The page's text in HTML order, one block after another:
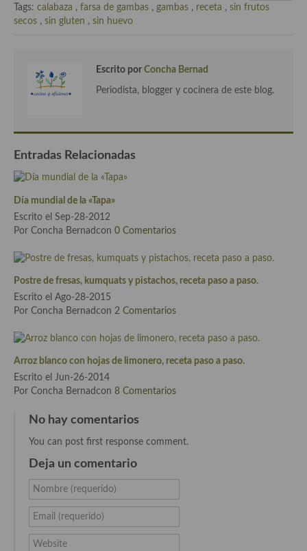
Cocina fusión
Cocina Andaluza
Cocina Aragonesa
Cocina Balear
Cocina Canaria
Cocina Castellana
Cocina Castilla – La Mancha
Cocina Catalana
Cocina Gallega
Cocina Madrileña
Cocina Murciana
Cocina Riojana
Cocina Vasca
Cocina Europea
Cocina Alemana
Tags: calabaza , farsa de gambas , gambas , receta , sin frutos
secos , sin gluten , sin huevo
Escrito por Concha Bernad
Periodista, blogger y cocinera de este blog.
Entradas Relacionadas
Día mundial de la «Tapa»
Escrito el Sep-28-2012
Por Concha Bernadcon 0 Comentarios
Postre de fresas, kumquats y pistachos, receta paso a paso.
Escrito el Ago-28-2015
Por Concha Bernadcon 2 Comentarios
Arroz blanco con hojas de limonero, receta paso a paso.
Escrito el Jun-26-2014
Por Concha Bernadcon 8 Comentarios
No hay comentarios
You can post first response comment.
Deja un comentario
Nombre (requerido)
Email (requerido)
Website